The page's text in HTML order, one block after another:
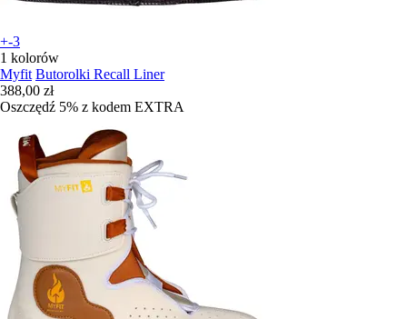
+-3
1 kolorów
Myfit Butorolki Recall Liner
388,00 zł
Oszczędź 5% z kodem EXTRA